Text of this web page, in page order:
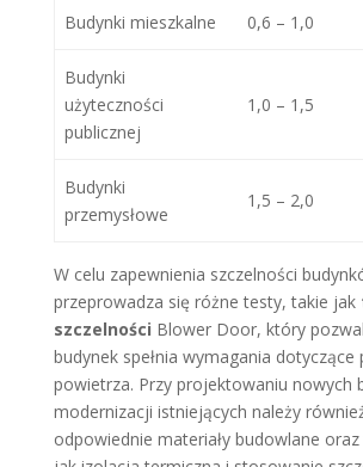
Budynki mieszkalne 0,6 – 1,0
Budynki
użyteczności
publicznej
1,0 – 1,5
Budynki
przemysłowe
1,5 – 2,0
W celu zapewnienia szczelności
przeprowadza się różne testy, takie jak
szczelności Blower Door, który
budynek spełnia wymagania dotyczące
powietrza. Przy projektowaniu nowych
modernizacji istniejących należy
odpowiednie materiały budowlane